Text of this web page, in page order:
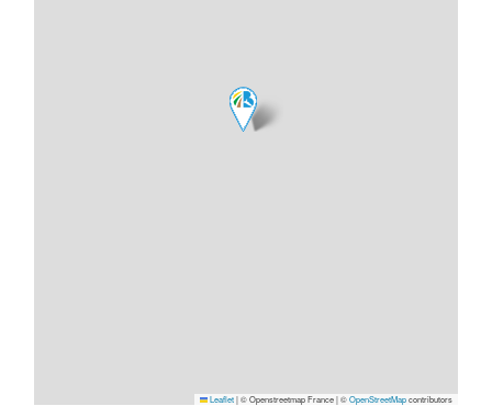
Leaflet|© Openstreetmap France | ©OpenStreetMapcontributors